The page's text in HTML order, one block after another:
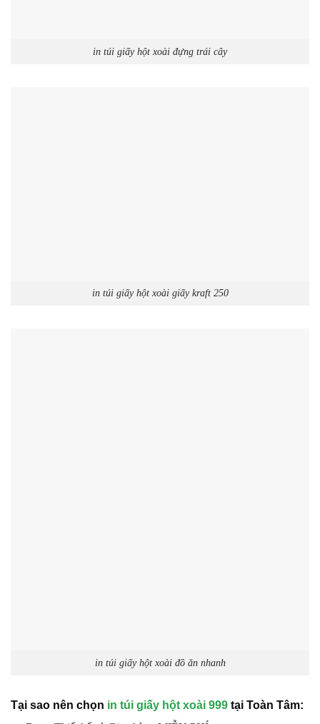
in túi giấy hột xoài đựng trái cây
in túi giấy hột xoài giấy kraft 250
in túi giấy hột xoài đồ ăn nhanh
Tại sao nên chọn in túi giấy hột xoài 999 tại Toàn Tâm: